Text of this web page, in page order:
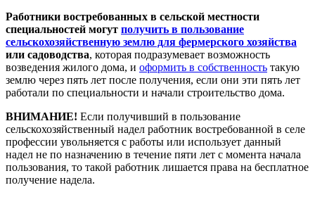
Работники востребованных в сельской местности
специальностей могут получить в пользование
сельскохозяйственную землю для фермерского хозяйства
или садоводства, которая подразумевает возможность
возведения жилого дома, и оформить в собственность такую
землю через пять лет после получения, если они эти пять лет
работали по специальности и начали строительство дома.
ВНИМАНИЕ! Если получивший в пользование
сельскохозяйственный надел работник востребованной в селе
профессии увольняется с работы или использует данный
надел не по назначению в течение пяти лет с момента начала
пользования, то такой работник лишается права на бесплатное
получение надела.